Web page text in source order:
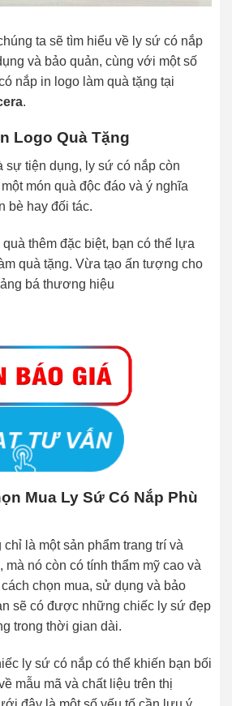
ta sẽ tìm hiểu về ly sứ có nắp
và bảo quản, cùng với một số
nắp in logo làm quà tặng tại
.
Logo Quà Tặng
sự tiện dụng, ly sứ có nắp còn
món quà độc đáo và ý nghĩa
bè hay đối tác.
thêm đặc biệt, bạn có thể lựa
quà tặng. Vừa tạo ấn tượng cho
bá thương hiệu
Mua Ly Sứ Có Nắp Phù
chỉ là một sản phẩm trang trí và
mà nó còn có tính thẩm mỹ cao và
chọn mua, sử dụng và bảo
sẽ có được những chiếc ly sứ đẹp
trong thời gian dài.
ly sứ có nắp có thể khiến bạn bối
mẫu mã và chất liệu trên thị